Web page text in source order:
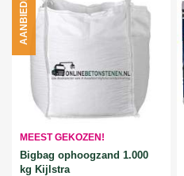
MEEST GEKOZEN!
Bigbag ophoogzand 1.000
kg Kijlstra
AANBIEDING